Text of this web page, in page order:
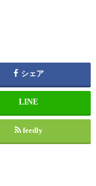
シェア
feedly